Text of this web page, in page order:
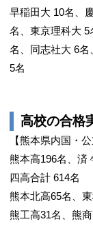
早稲田大 10名、
名、東京理科大
名、同志社大 6
5名
高校の合格
【熊本県内国・
熊本高196名、済
四高合計 614名
熊本北高65名、
熊工高31名、熊